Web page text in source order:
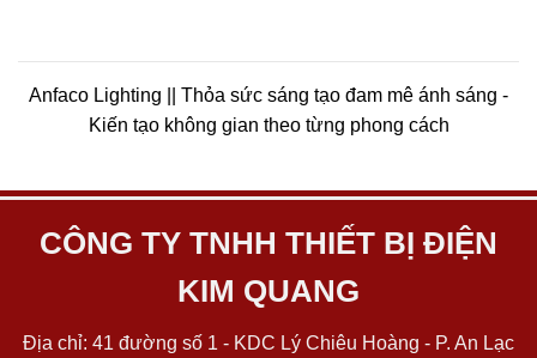
Anfaco Lighting || Thỏa sức sáng tạo đam mê ánh sáng -
Kiến tạo không gian theo từng phong cách
CÔNG TY TNHH THIẾT BỊ ĐIỆN
KIM QUANG
Địa chỉ: 41 đường số 1 - KDC Lý Chiêu Hoàng - P. An Lạc